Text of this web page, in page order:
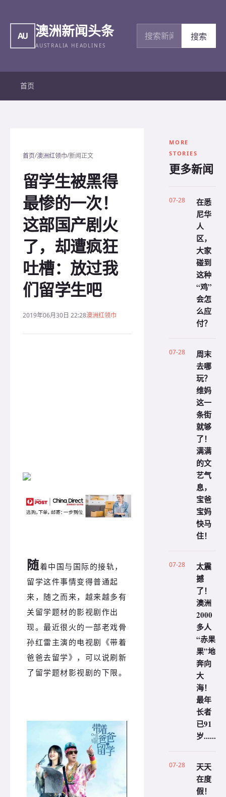
AU 澳洲新闻头条
AUSTRALIA HEADLINES
搜索新闻
搜索
首页
首页/澳洲红领巾/新闻正文
留学生被黑得
最惨的一次！
这部国产剧火
了，却遭疯狂
吐槽：放过我
们留学生吧
2019年06月30日 22:28澳洲红领巾
随着中国与国际的接轨，
留学这件事情变得普通起
来，随之而来，越来越多有
关留学题材的影视剧作出
现。最近很火的一部老戏骨
孙红雷主演的电视剧《带着
爸爸去留学》，可以说刷新
了留学题材影视剧的下限。
MORE
STORIES
更多新闻
07-28
在悉
尼华
人
区，
大家
碰到
这种
“鸡”
会怎
么应
付？
07-28
周末
去哪
玩？
维妈
这一
条街
就够
了！
满满
的文
艺气
息，
宝爸
宝妈
快马
住！
07-28
太震
撼
了！
澳洲
2000
多人
“赤果
果”地
奔向
大
海！
最年
长者
已91
岁......
07-28
天天
在度
假！